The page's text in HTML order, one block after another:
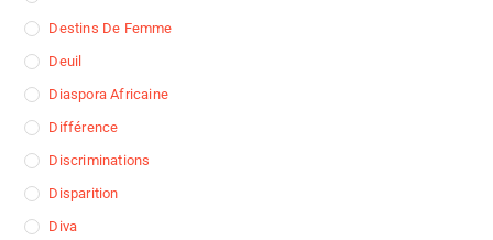
Destins De Femme
Deuil
Diaspora Africaine
Différence
Discriminations
Disparition
Diva